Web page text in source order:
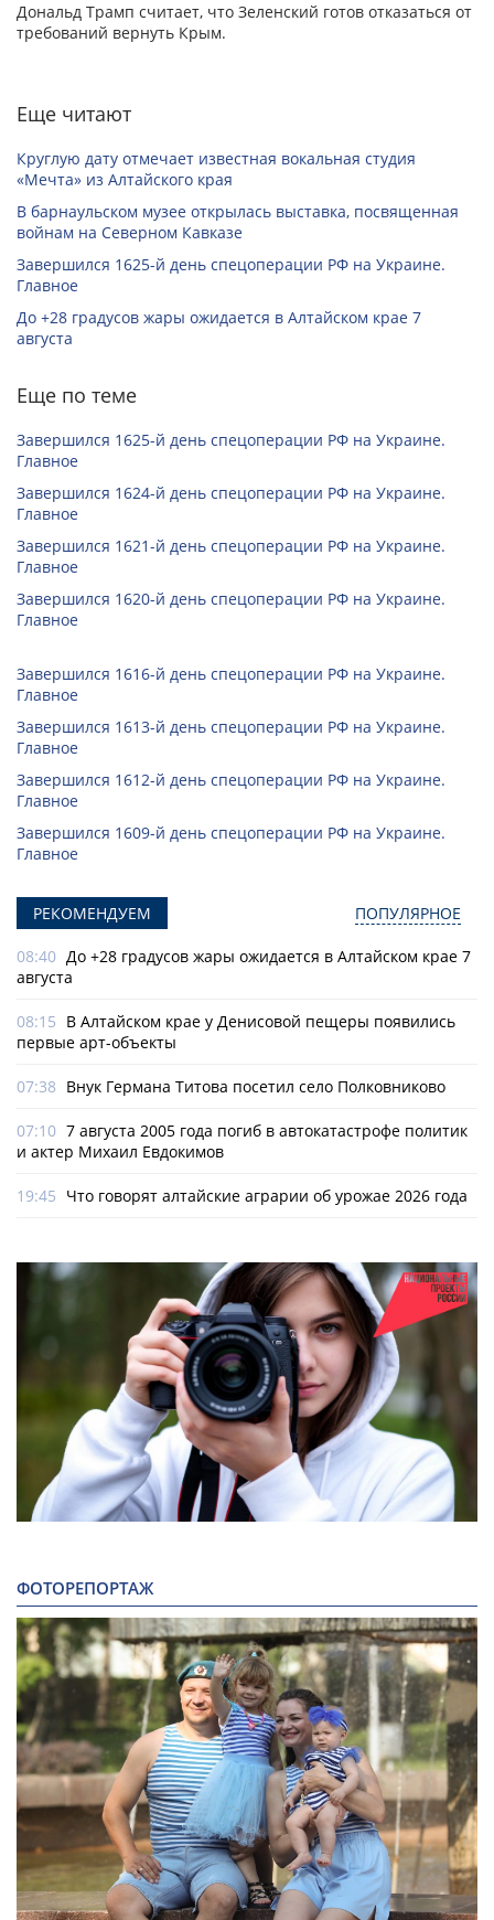
Дональд Трамп считает, что Зеленский готов отказаться от
требований вернуть Крым.
Еще читают
Круглую дату отмечает известная вокальная студия
«Мечта» из Алтайского края
В барнаульском музее открылась выставка, посвященная
войнам на Северном Кавказе
Завершился 1625-й день спецоперации РФ на Украине.
Главное
До +28 градусов жары ожидается в Алтайском крае 7
августа
Еще по теме
Завершился 1625-й день спецоперации РФ на Украине.
Главное
Завершился 1624-й день спецоперации РФ на Украине.
Главное
Завершился 1621-й день спецоперации РФ на Украине.
Главное
Завершился 1620-й день спецоперации РФ на Украине.
Главное
Завершился 1616-й день спецоперации РФ на Украине.
Главное
Завершился 1613-й день спецоперации РФ на Украине.
Главное
Завершился 1612-й день спецоперации РФ на Украине.
Главное
Завершился 1609-й день спецоперации РФ на Украине.
Главное
РЕКОМЕНДУЕМ ПОПУЛЯРНОЕ
08:40 До +28 градусов жары ожидается в Алтайском крае 7
августа
08:15 В Алтайском крае у Денисовой пещеры появились
первые арт-объекты
07:38 Внук Германа Титова посетил село Полковниково
07:10 7 августа 2005 года погиб в автокатастрофе политик
и актер Михаил Евдокимов
19:45 Что говорят алтайские аграрии об урожае 2026 года
ФОТОРЕПОРТАЖ